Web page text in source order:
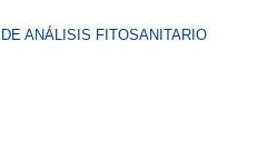
ANÁLISIS FITOSANITARIO